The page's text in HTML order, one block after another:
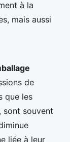
à la
mais aussi
de
que les
sont souvent
liée à leur